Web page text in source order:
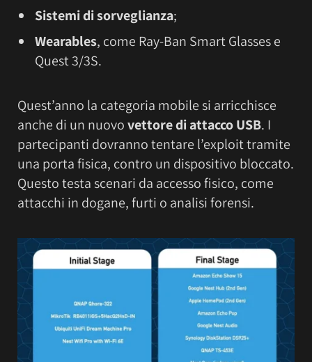
Sistemi di sorveglianza;
Wearables, come Ray-Ban Smart Glasses e
Quest 3/3S.
Quest’anno la categoria mobile si arricchisce
anche di un nuovovettore di attacco USB. I
partecipanti dovranno tentare l’exploit tramite
una porta fisica, contro un dispositivo bloccato.
Questo testa scenari da accesso fisico, come
attacchi in dogane, furti o analisi forensi.